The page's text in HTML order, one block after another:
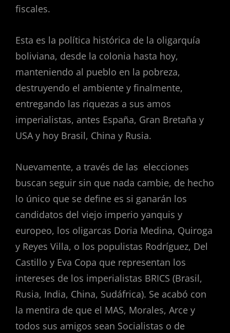
fiscales.
Esta es la política histórica de la oligarquía
boliviana, desde la colonia hasta hoy,
manteniendo al pueblo en la pobreza,
destruyendo el ambiente y finalmente,
entregando las riquezas a sus amos
imperialistas, antes España, Gran Bretaña y
USA y hoy Brasil, China y Rusia.
Nuevamente, a través de las elecciones
buscan seguir sin que nada cambie, de hecho
lo único que se define es si ganarán los
candidatos del viejo imperio yanquis y
europeo, los oligarcas Doria Medina, Quiroga
y Reyes Villa, o los populistas Rodríguez, Del
Castillo y Eva Copa que representan los
intereses de los imperialistas BRICS (Brasil,
Rusia, India, China, Sudáfrica). Se acabó con
la mentira de que el MAS, Morales, Arce y
todos sus amigos sean Socialistas o de